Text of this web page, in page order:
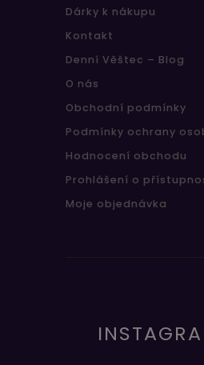
Dárky k nákupu
Kontakt
Denní Věštec – Blog
O nás
Obchodní podmínky
Podmínky ochrany
Hodnocení obchodu
Prohlášení o
Moje objednávka